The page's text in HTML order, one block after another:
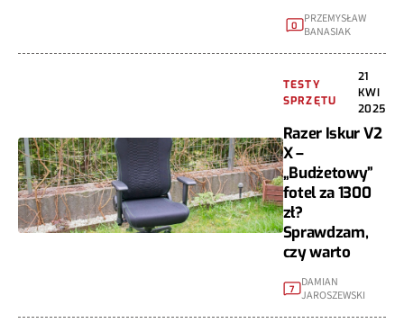
0 PRZEMYSŁAW
BANASIAK
TESTY
SPRZĘTU
21
KWI
2025
Razer Iskur V2
X –
„Budżetowy”
fotel za 1300
zł?
Sprawdzam,
czy warto
7 DAMIAN
JAROSZEWSKI